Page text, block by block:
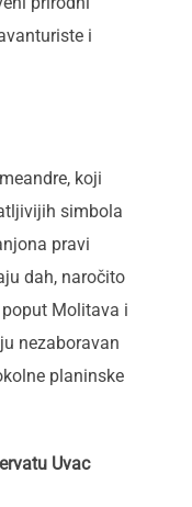
i
koji
simbola
pravi
dah, naročito
Molitava i
nezaboravan
planinske
Uvac